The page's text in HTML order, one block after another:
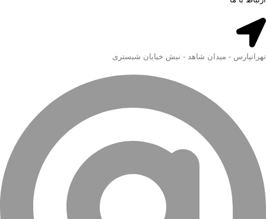
تهرانپارس - میدان شاهد - نبش خیابان شبستری